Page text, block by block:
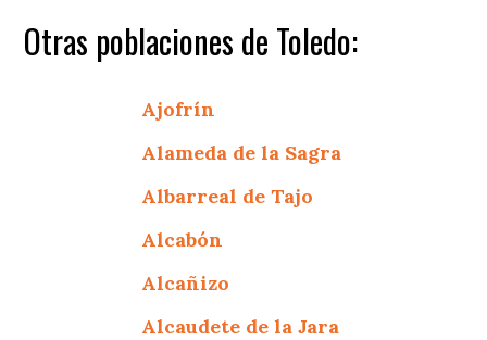
Otras poblaciones de Toledo:
Ajofrín
Alameda de la Sagra
Albarreal de Tajo
Alcabón
Alcañizo
Alcaudete de la Jara